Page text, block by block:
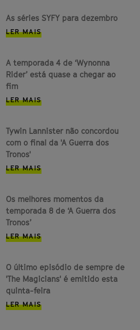
As séries SYFY para dezembro
LER MAIS
A temporada 4 de ‘Wynonna
Rider’ está quase a chegar ao
fim
LER MAIS
Tywin Lannister não concordou
com o final da 'A Guerra dos
Tronos'
LER MAIS
Os melhores momentos da
temporada 8 de ‘A Guerra dos
Tronos’
LER MAIS
O último episódio de sempre de
'The Magicians' é emitido esta
quinta-feira
LER MAIS